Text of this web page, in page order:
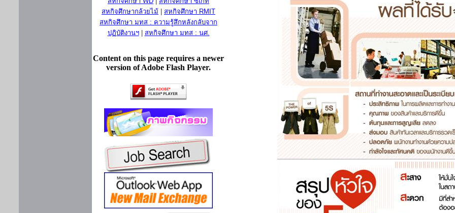
สหกิจศึกษากล้วยไม้
สหกิจศึกษา RMIT
สหกิจศึกษา มทส : ความรู้สึกหลังกลับจาก
ปฏิบัติงานฯ| สหกิจศึกษา มทส : นศ.
Content on this page requires a newer
version of Adobe Flash Player.